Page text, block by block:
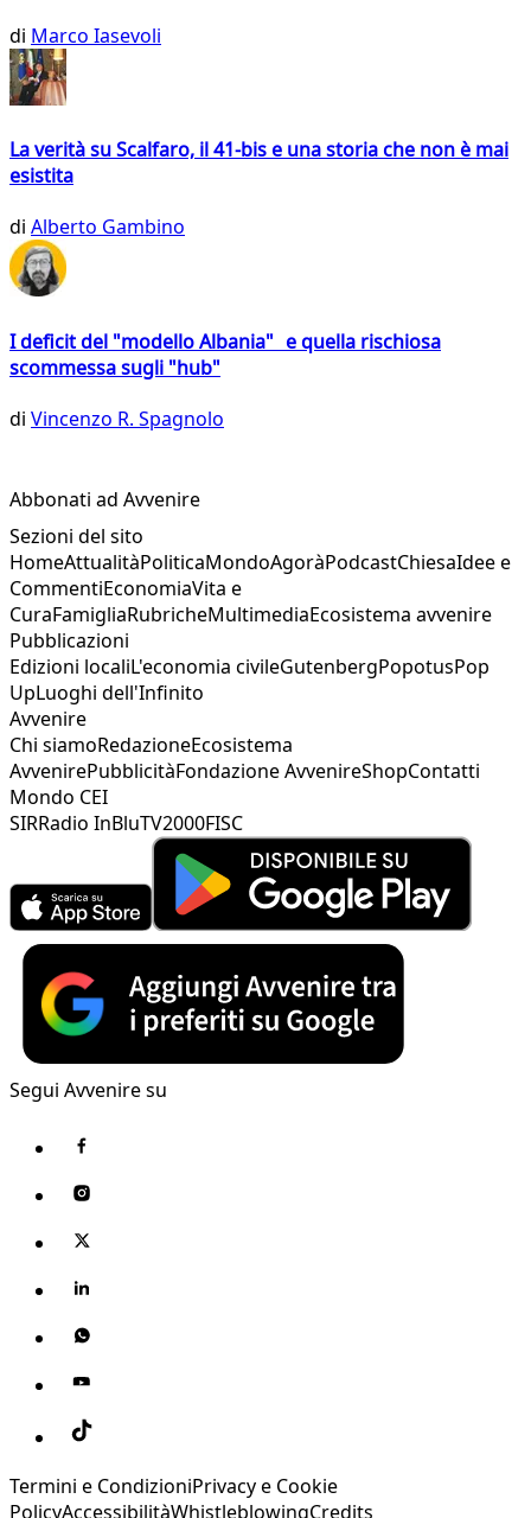
di Marco Iasevoli
La verità su Scalfaro, il 41-bis e una storia che non è mai
esistita
di Alberto Gambino
I deficit del "modello Albania" e quella rischiosa
scommessa sugli "hub"
di Vincenzo R. Spagnolo
Abbonati ad Avvenire
Sezioni del sito
HomeAttualitàPoliticaMondoAgoràPodcastChiesaIdee e
CommentiEconomiaVita e
CuraFamigliaRubricheMultimediaEcosistema avvenire
Pubblicazioni
Edizioni localiL'economia civileGutenbergPopotusPop
UpLuoghi dell'Infinito
Avvenire
Chi siamoRedazioneEcosistema
AvvenirePubblicitàFondazione AvvenireShopContatti
Mondo CEI
SIRRadio InBluTV2000FISC
Segui Avvenire su
Termini e CondizioniPrivacy e Cookie
PolicyAccessibilitàWhistleblowingCredits